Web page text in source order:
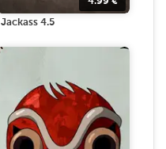
Jackass 4.5